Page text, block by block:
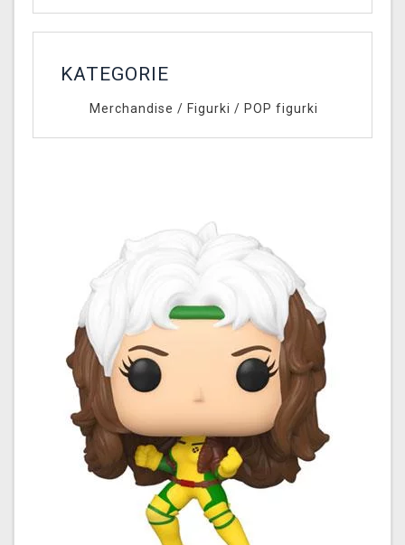
KATEGORIE
Merchandise / Figurki / POP figurki